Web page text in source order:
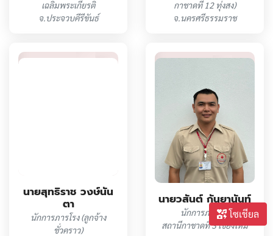
โซเชียล
เฉลิมพระเกียรติ
จ.ประจวบคีรีขันธ์
กาชาดที่ 12 ทุ่งสง)
จ.นครศรีธรรมราช
นายสุทธิราช วงษ์นัน
ตา
นักการภารโรง (ลูกจ้าง
ชั่วคราว)
นายวสันต์ กันยานันท์
นักการภารโรง
สถานีกาชาดที่ 3 เชียงใหม่